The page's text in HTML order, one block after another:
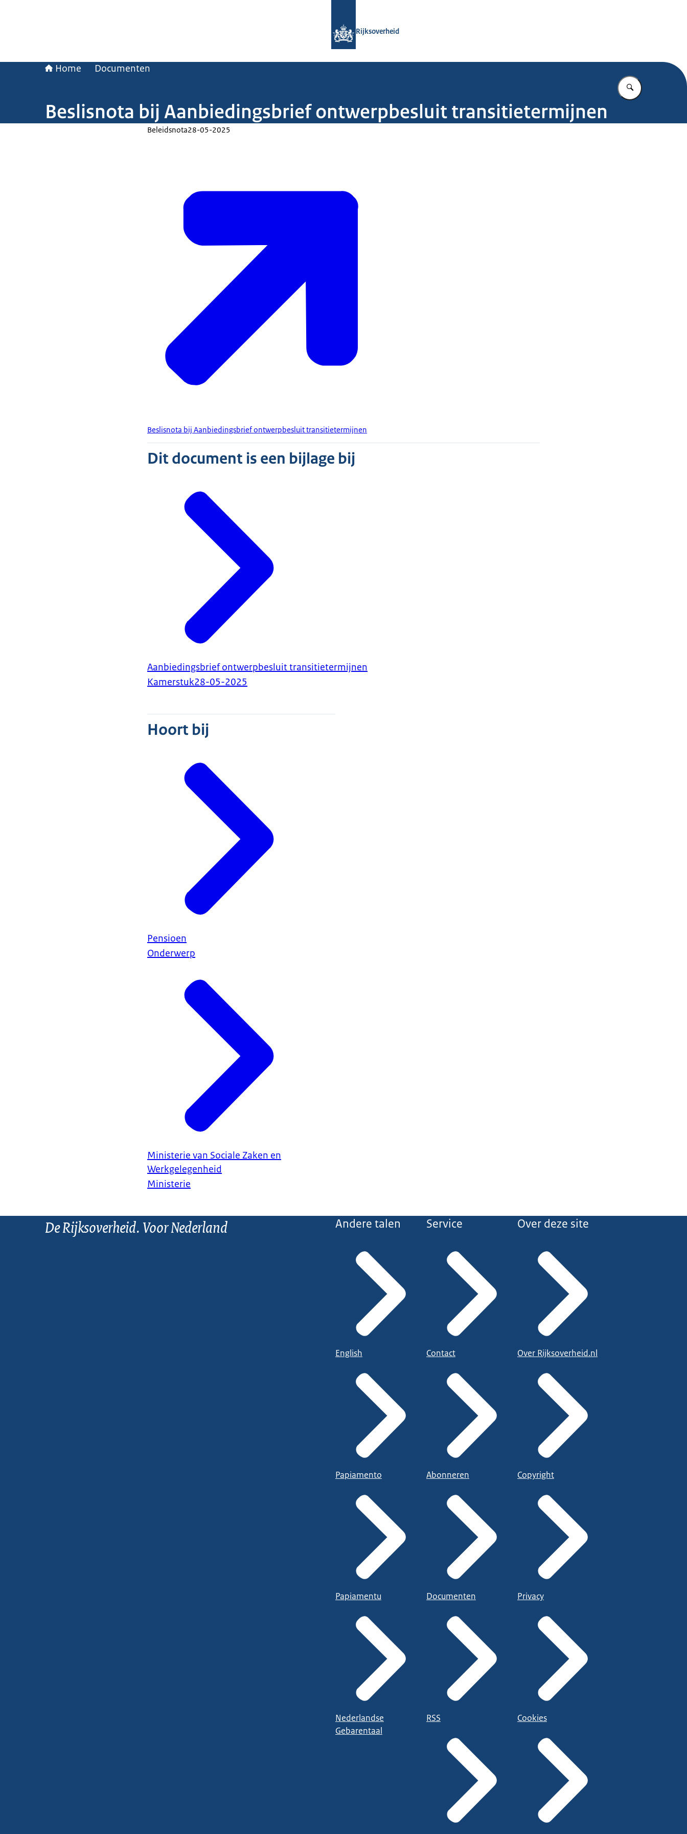
Rijksoverheid
Home Documenten
Vul in wat u
Beslisnota bij Aanbiedingsbrief ontwerpbesluit transitietermijnen
Beleidsnota28-05-2025
Beslisnota bij Aanbiedingsbrief ontwerpbesluit transitietermijnen
Dit document is een bijlage bij
Aanbiedingsbrief ontwerpbesluit transitietermijnen
Kamerstuk28-05-2025
Hoort bij
Pensioen
Onderwerp
Ministerie van Sociale Zaken en
Werkgelegenheid
Ministerie
De Rijksoverheid. Voor Nederland Andere talen
English
Papiamento
Papiamentu
Nederlandse
Gebarentaal
Service
Contact
Abonneren
Documenten
RSS
Over deze site
Over Rijksoverheid.nl
Copyright
Privacy
Cookies